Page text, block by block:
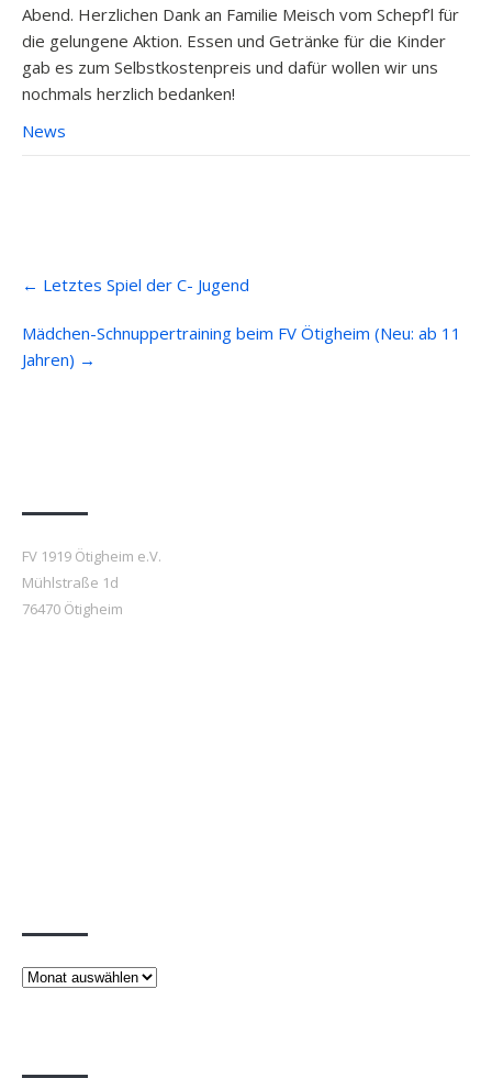
Abend. Herzlichen Dank an Familie Meisch vom Schepf’l für
die gelungene Aktion. Essen und Getränke für die Kinder
gab es zum Selbstkostenpreis und dafür wollen wir uns
nochmals herzlich bedanken!
News
navigation
← Letztes Spiel der C- Jugend
Mädchen-Schnuppertraining beim FV Ötigheim (Neu: ab 11
Jahren) →
FV 1919 Ötigheim e.V.
Mühlstraße 1d
76470 Ötigheim
Beiträge